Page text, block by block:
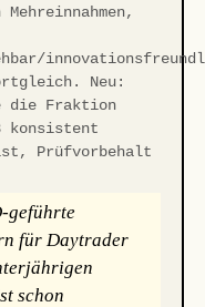
Neu:
die Fraktion
konsistent
Prüfvorbehalt
geführte
für Daytrader
schon